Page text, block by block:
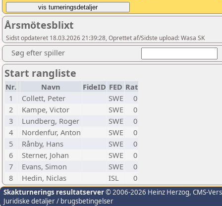
Årsmötesblixt
Sidst opdateret 18.03.2026 21:39:28, Oprettet af/Sidste upload: Wasa SK
Søg efter spiller
Start rangliste
Nr. Navn FideID FED Rat
1
Collett, Peter SWE
0
2
Kampe, Victor SWE
0
3
Lundberg, Roger SWE
0
4
Nordenfur, Anton SWE
0
5
Rånby, Hans SWE
0
6
Sterner, Johan SWE
0
7
Evans, Simon SWE
0
8
Hedin, Niclas ISL 0
Skakturnerings resultatserver© 2006-2026 Heinz Herzog, CMS-
Juridiske detaljer / brugsbetingelser